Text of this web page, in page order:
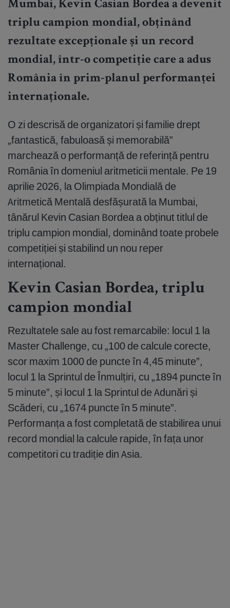
Mumbai, Kevin Casian Bordea a devenit
triplu campion mondial, obținând
rezultate excepționale și un record
mondial, într-o competiție care a adus
România în prim-planul performanței
internaționale.
O zi descrisă de organizatori și familie drept
„fantastică, fabuloasă și memorabilă”
marchează o performanță de referință pentru
România în domeniul aritmeticii mentale. Pe 19
aprilie 2026, la Olimpiada Mondială de
Aritmetică Mentală desfășurată la Mumbai,
tânărul Kevin Casian Bordea a obținut titlul de
triplu campion mondial, dominând toate probele
competiției și stabilind un nou reper
internațional.
Kevin Casian Bordea, triplu
campion mondial
Rezultatele sale au fost remarcabile: locul 1 la
Master Challenge, cu „100 de calcule corecte,
scor maxim 1000 de puncte în 4,45 minute”,
locul 1 la Sprintul de Înmulțiri, cu „1894 puncte în
5 minute”, și locul 1 la Sprintul de Adunări și
Scăderi, cu „1674 puncte în 5 minute”.
Performanța a fost completată de stabilirea unui
record mondial la calcule rapide, în fața unor
competitori cu tradiție din Asia.